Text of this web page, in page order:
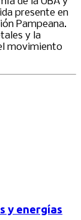
presente en
Pampeana.
y la
movimiento
y energías